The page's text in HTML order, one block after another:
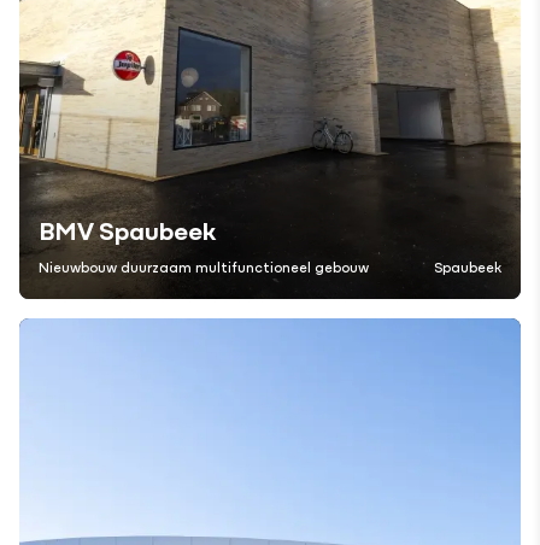
BMV Spaubeek
Nieuwbouw duurzaam multifunctioneel gebouw Spaubeek